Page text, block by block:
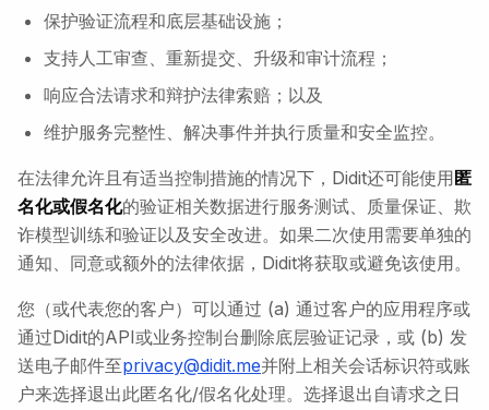
保护验证流程和底层基础设施；
支持人工审查、重新提交、升级和审计流程；
响应合法请求和辩护法律索赔；以及
维护服务完整性、解决事件并执行质量和安全监控。
在法律允许且有适当控制措施的情况下，Didit还可能使用 匿
名化或假名化的验证相关数据进行服务测试、质量保证、欺
诈模型训练和验证以及安全改进。如果二次使用需要单独的
通知、同意或额外的法律依据，Didit将获取或避免该使用。
您（或代表您的客户）可以通过 (a) 通过客户的应用程序或
通过Didit的API或业务控制台删除底层验证记录，或 (b) 发
送电子邮件至privacy@didit.me并附上相关会话标识符或账
户来选择退出此匿名化/假名化处理。选择退出自请求之日